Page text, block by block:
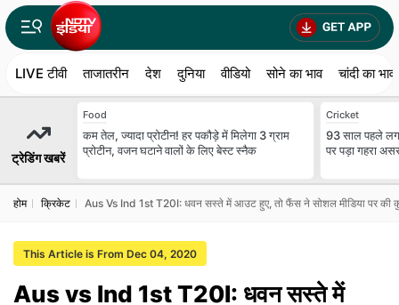
LIVE टीवी ताजातरीन देश दुनिया वीडियो सोने का भाव चांदी का भाव
ट्रेडिंग खबरें
Food
कम तेल, ज्यादा प्रोटीन! हर पकौड़े में मिलेगा 3 ग्राम
प्रोटीन, वजन घटाने वालों के लिए बेस्ट स्नैक
Cricket
93 साल पहले
पर पड़ा गहरा
होम क्रिकेट Aus Vs Ind 1st T20I: धवन सस्ते में आउट हुए, तो फैंस ने सोशल मीडिया पर की
This Article is From Dec 04, 2020
Aus vs Ind 1st T20I: धवन सस्ते में